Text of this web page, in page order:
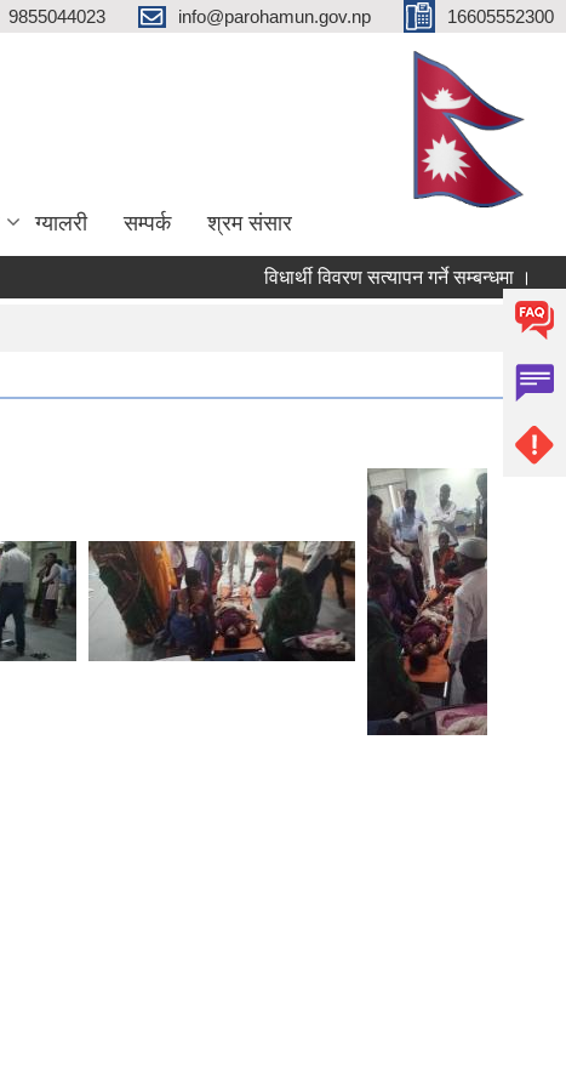
9855044023 info@parohamun.gov.np 16605552300
ग्यालरी सम्पर्क श्रम संसार
विधार्थी विवरण सत्यापन गर्ने सम्बन्धमा ।